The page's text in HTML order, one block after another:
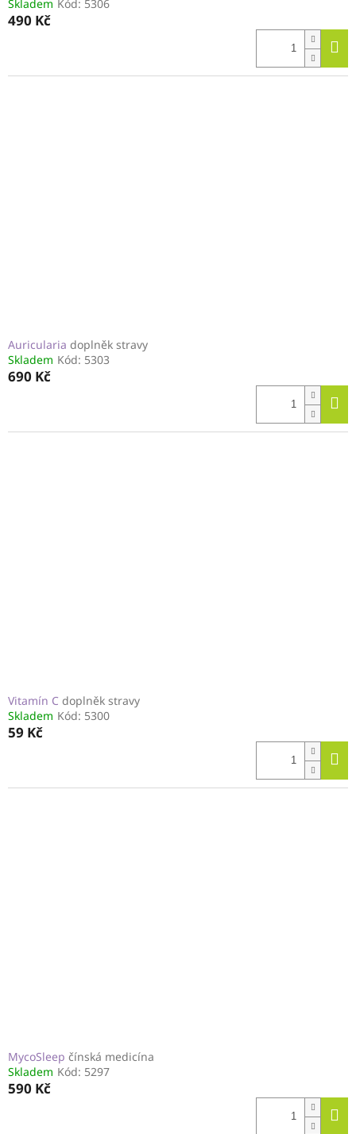
Skladem Kód: 5306
490 Kč
Auricularia doplněk stravy
Skladem Kód: 5303
690 Kč
Vitamín C doplněk stravy
Skladem Kód: 5300
59 Kč
MycoSleep čínská medicína
Skladem Kód: 5297
590 Kč